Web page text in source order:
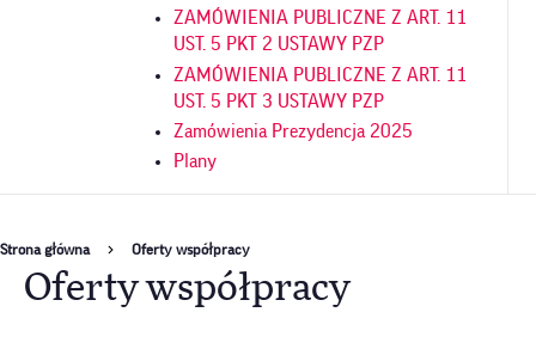
ZAMÓWIENIA PUBLICZNE Z ART. 11
UST. 5 PKT 2 USTAWY PZP
ZAMÓWIENIA PUBLICZNE Z ART. 11
UST. 5 PKT 3 USTAWY PZP
Zamówienia Prezydencja 2025
Plany
Ścieżka
nawigacyjna
Strona główna Oferty współpracy
Oferty współpracy